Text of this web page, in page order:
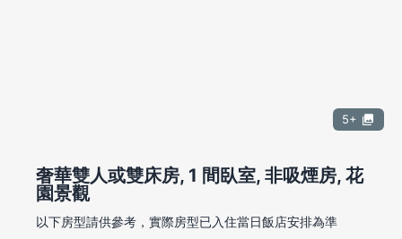
5+
奢華雙人或雙床房, 1 間臥室, 非吸煙房, 花
園景觀
以下房型請供參考，實際房型已入住當日飯店安排為準